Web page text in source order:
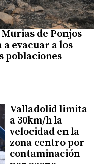
de Ponjos
evacuar a los
poblaciones
Valladolid limita
a 30km/h la
velocidad en la
zona centro por
contaminación